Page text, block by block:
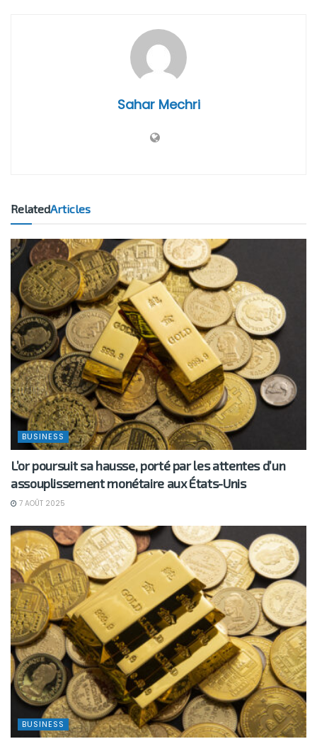
Sahar Mechri
RelatedArticles
BUSINESS
L’or poursuit sa hausse, porté par les attentes d’un
assouplissement monétaire aux États-Unis
7 AOÛT 2025
BUSINESS